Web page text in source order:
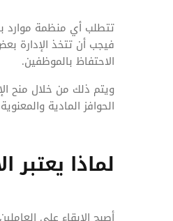
تتطلب أي منظمة موارد
فيجب أن تتخذ الإدارة
الاحتفاظ بالموظفين.
ويتم ذلك من خلال منح
الحوافز المادية
لماذا